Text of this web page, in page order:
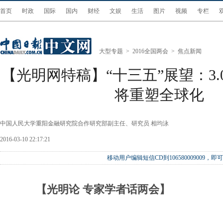
首页 时政 国际 国内 财经 文娱 生活 图片 视频 专栏
大型专题 > 2016全国两会 > 焦点新闻
【光明网特稿】“十三五”展望：
将重塑全球化
中国人民大学重阳金融研究院合作研究部副主任、研究员 相均泳
2016-03-10 22:17:21
移动用户编辑短信CD到106580009009，即
【光明论 专家学者话两会】